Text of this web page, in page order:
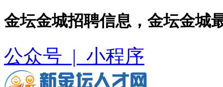
金坛金城招聘信息，金坛金城
公众号 | 小程序